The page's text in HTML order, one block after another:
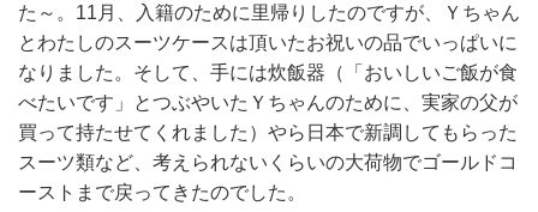
た～。11月、入籍のために里帰りしたのですが、Ｙちゃん
とわたしのスーツケースは頂いたお祝いの品でいっぱいに
なりました。そして、手には炊飯器（「おいしいご飯が食
べたいです」とつぶやいたＹちゃんのために、実家の父が
買って持たせてくれました）やら日本で新調してもらった
スーツ類など、考えられないくらいの大荷物でゴールドコ
ーストまで戻ってきたのでした。